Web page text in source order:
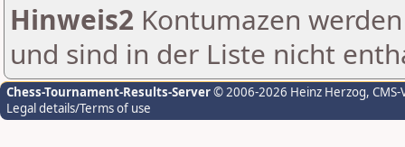
Hinweis2 Kontumazen
und sind in der Liste nicht
Chess-Tournament-Results-Server© 2006-2026 Heinz Herzog,
Legal details/Terms of use